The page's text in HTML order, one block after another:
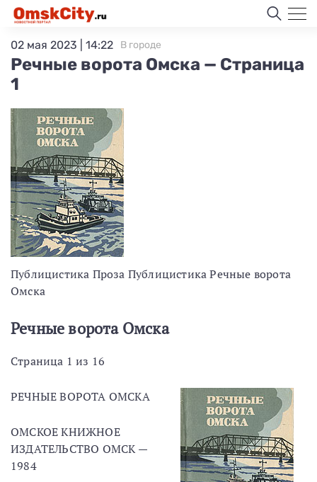
Речные ворота Омска — Страница
1
02 мая 2023 | 14:22 В городе
Публицистика Проза Публицистика Речные ворота
Омска
Речные ворота Омска
Страница 1 из 16
РЕЧНЫЕ ВОРОТА ОМСКА
ОМСКОЕ КНИЖНОЕ
ИЗДАТЕЛЬСТВО ОМСК —
1984